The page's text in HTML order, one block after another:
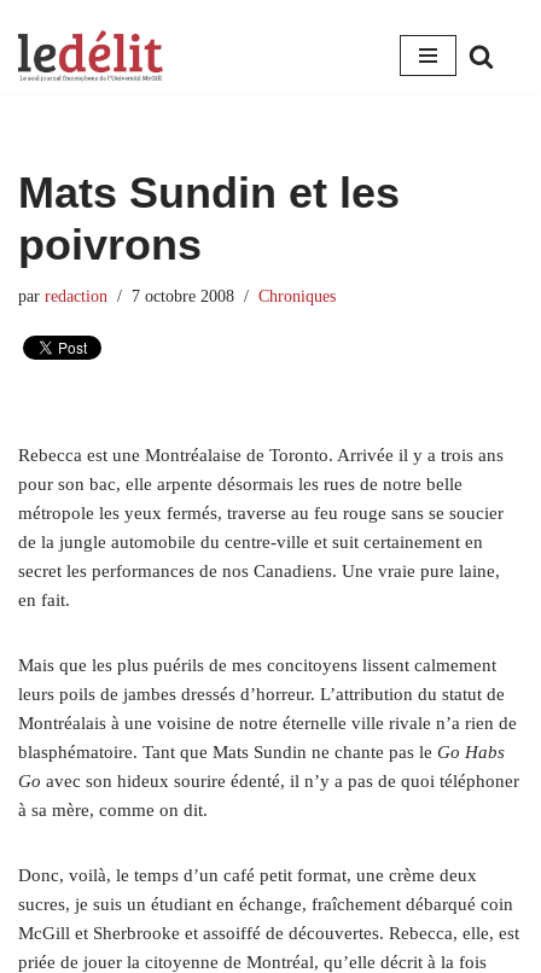
Aller
Mats Sundin et les
poivrons
par redaction 7 octobre 2008 Chroniques
Rebecca est une Montréalaise de Toronto. Arrivée il y a trois ans
pour son bac, elle arpente désormais les rues de notre belle
métropole les yeux fermés, traverse au feu rouge sans se soucier
de la jungle automobile du centre-ville et suit certainement en
secret les performances de nos Canadiens. Une vraie pure laine,
en fait.
Mais que les plus puérils de mes concitoyens lissent calmement
leurs poils de jambes dressés d’horreur. L’attribution du statut de
Montréalais à une voisine de notre éternelle ville rivale n’a rien de
blasphématoire. Tant que Mats Sundin ne chante pas le Go Habs
Go avec son hideux sourire édenté, il n’y a pas de quoi téléphoner
à sa mère, comme on dit.
Donc, voilà, le temps d’un café petit format, une crème deux
sucres, je suis un étudiant en échange, fraîchement débarqué coin
McGill et Sherbrooke et assoiffé de découvertes. Rebecca, elle, est
priée de jouer la citoyenne de Montréal, qu’elle décrit à la fois